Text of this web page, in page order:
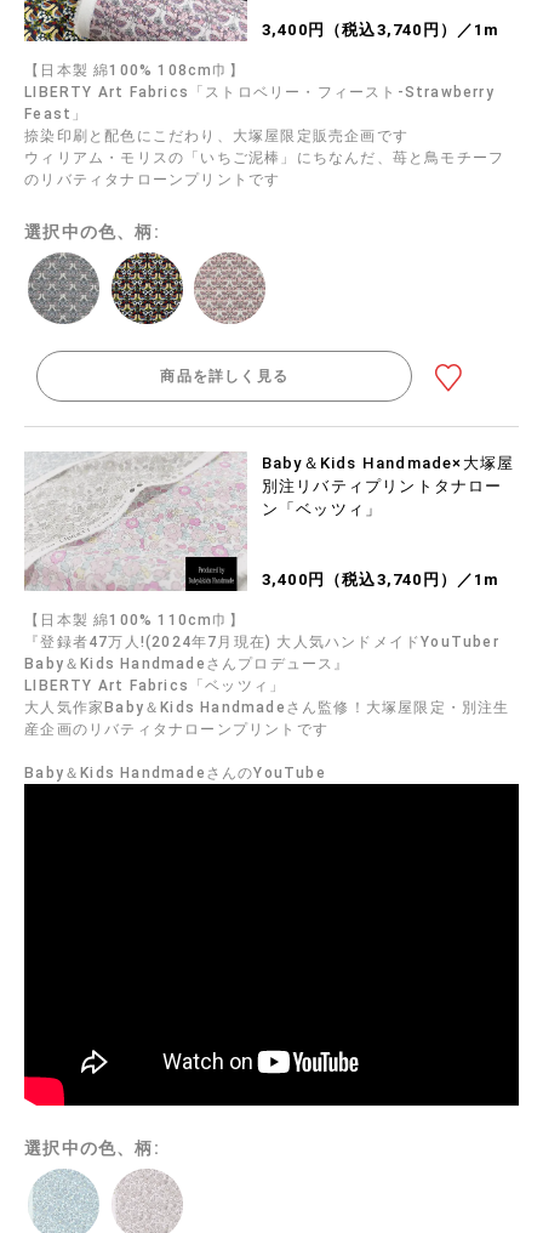
3,400円（税込3,740円）／1m
【日本製 綿100% 108cm巾】
LIBERTY Art Fabrics「ストロベリー・フィースト-Strawberry
Feast」
捺染印刷と配色にこだわり、大塚屋限定販売企画です
ウィリアム・モリスの「いちご泥棒」にちなんだ、苺と鳥モチーフ
のリバティタナローンプリントです
選択中の色、柄:
商品を詳しく見る
Baby＆Kids Handmade×大塚屋
別注リバティプリントタナロー
ン「ベッツィ」
3,400円（税込3,740円）／1m
【日本製 綿100% 110cm巾】
『登録者47万人!(2024年7月現在) 大人気ハンドメイドYouTuber
Baby＆Kids Handmadeさんプロデュース』
LIBERTY Art Fabrics「ベッツィ」
大人気作家Baby＆Kids Handmadeさん監修！大塚屋限定・別注生
産企画のリバティタナローンプリントです
Baby＆Kids HandmadeさんのYouTube
選択中の色、柄: